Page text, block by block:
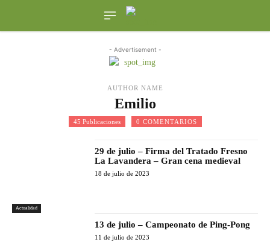
- Advertisement -
AUTHOR NAME
Emilio
45 Publicaciones 0 COMENTARIOS
Actualidad
29 de julio – Firma del Tratado Fresno
La Lavandera – Gran cena medieval
18 de julio de 2023
13 de julio – Campeonato de Ping-Pong
11 de julio de 2023